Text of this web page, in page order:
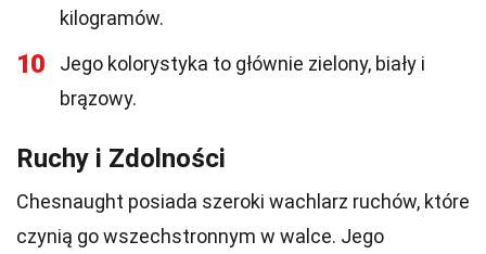
kilogramów.
10
Jego kolorystyka to głównie zielony, biały i
brązowy.
Ruchy i Zdolności
Chesnaught posiada szeroki wachlarz ruchów, które
czynią go wszechstronnym w walce. Jego